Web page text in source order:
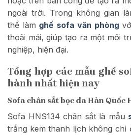
ngoài trời. Trong không gian
thể làm ghế sofa văn phòng
thoải mái, giúp tạo ra một môi
nghiệp, hiện đại.
Tổng hợp các mẫu ghế
hành nhất hiện nay
Sofa chân sắt bọc da Hàn Quốc
Sofa HNS134 chân sắt là mẫu
trắng kem thanh lịch không chỉ